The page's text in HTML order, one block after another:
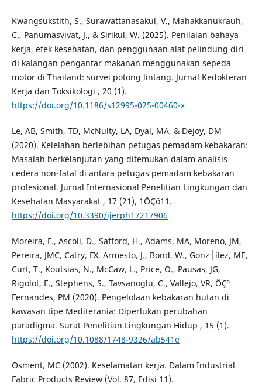
Kwangsukstith, S., Surawattanasakul, V., Mahakkanukrauh,
C., Panumasvivat, J., & Sirikul, W. (2025). Penilaian bahaya
kerja, efek kesehatan, dan penggunaan alat pelindung diri
di kalangan pengantar makanan menggunakan sepeda
motor di Thailand: survei potong lintang. Jurnal Kedokteran
Kerja dan Toksikologi , 20 (1).
https://doi.org/10.1186/s12995-025-00460-x
Le, AB, Smith, TD, McNulty, LA, Dyal, MA, & Dejoy, DM
(2020). Kelelahan berlebihan petugas pemadam kebakaran:
Masalah berkelanjutan yang ditemukan dalam analisis
cedera non-fatal di antara petugas pemadam kebakaran
profesional. Jurnal Internasional Penelitian Lingkungan dan
Kesehatan Masyarakat , 17 (21), 1ÔÇô11.
https://doi.org/10.3390/ijerph17217906
Moreira, F., Ascoli, D., Safford, H., Adams, MA, Moreno, JM,
Pereira, JMC, Catry, FX, Armesto, J., Bond, W., Gonz├ílez, ME,
Curt, T., Koutsias, N., McCaw, L., Price, O., Pausas, JG,
Rigolot, E., Stephens, S., Tavsanoglu, C., Vallejo, VR, ÔÇª
Fernandes, PM (2020). Pengelolaan kebakaran hutan di
kawasan tipe Mediterania: Diperlukan perubahan
paradigma. Surat Penelitian Lingkungan Hidup , 15 (1).
https://doi.org/10.1088/1748-9326/ab541e
Osment, MC (2002). Keselamatan kerja. Dalam Industrial
Fabric Products Review (Vol. 87, Edisi 11).